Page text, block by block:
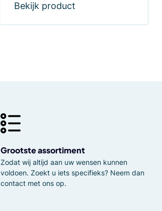
Bekijk product
Grootste assortiment
Zodat wij altijd aan uw wensen kunnen
voldoen. Zoekt u iets specifieks? Neem dan
contact met ons op.